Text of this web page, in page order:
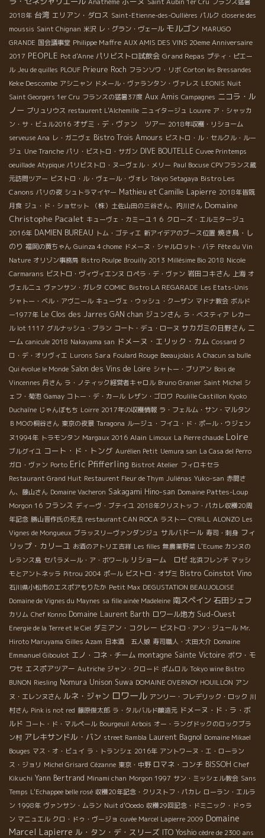
2018年 台湾 エリアン・ダロス Saint-Etienne-des-Oullières パルク closerie des
moussis Saint Chignan 米沢 レ・グラン・ヴェール モルゴン MARUGO
GRANDE 国会議事堂 Philippe Maffre AUX AMIS DES VINS 20eme Anniversaire
2017 PEOPLE Pot d'Anne パリビストロ試飲会 Grand Repas プティ・ピエー
ル Jeu de quilles PLOUF Prieure Roch フランソワ・リボ Corton les Bressandes
Keke Descombe アシニャン ドメール・ヴァランタン・ヴァレス LEONIS Nuit
Saint Georgers 1er Cru フランスの猛暑37度 Aux Amis Campagnes ニコラ・ル
ノー ブリュリウス restaurent L'Alchemille ニュイタージュ Louvre ア・シャッカ
ン・サ・ビュル2016 オザミ・デ・ヴァン ツアー 2018年収穫・リショーム
serveuse Ana レ・ガニヴェ Bistro Trois Amours ビストロ・ル・セルクル・ルー
ジュ Une Tranche パリ・ビストロ・サガン DIVE BOUTELLE Cuvee Printemps
oeuillade Atypique パリビストロ・ヌーヴェル・メリー Paul Bocuse CPVフランス蔵
元訪問ツアー ビストロ・ル・ヴェール・ヴォレ Tokyo Setagaya Bistro Les
Canons パリの夜 シュトラマイヤー Mathieu et Camille Lapierre 2018年皆既
月食 ジュ・ド・ショセット （株）土佐山田の三谷さん、内川さん Domaine
Christophe Pacalet キューヴェ・カミーユ１６ クローズ・エルミタージュ
2016年 DAMIEN BUREAU トム・ゴティエ 新アイデアのブース位置 焼き鳥・し
のり 福岡の黄ちゃん Guinza 4 chome ドメーヌ・シャルロット・バテ Fête du Vin
Nature オリゾン事務局 Bistro Poulpe Brouilly 2013 Millésime Bio 2018 Nicole
Carmarans ビストロ・ヴィヴィエンヌ ロペラ・デ・ヴァン 岩田コキさん 上海 オ
ヴェルニュ ヴァンサン・ガレタ COMIC Bistro LA REGARADE Les Etats-Unis
シャトー・ベル・アヴニール キューヴェ・ウッシュ・クーザン マドナ教会 ボルド
ー1977年 Le Clos des Jarres GAN chan ジュンさん ラ・ベスティア レカー
ル lot 1117 グルナッシュ・ブラン コート・デュ・ローヌ サカガミの日野さん ニ
ーム canicule 2018 Nakayama san ドメーヌ・エリック・カム Cossard ク
ロ・デ・オリヴィエ Lurons Sara Foulard Rouge Beeaujolais A Chacun sa bulle
Qui évolue le Monde Salon des Vins de Loire シャトー・ブリアン Bois de
Vincennes 丹さん ラ・ノティック経営者キャロル Bruno Granier Saint Michel シ
ェフ・菊池 Gamay コトー・デ・カール レザン・ゴロワ Poulille Castillon Kyoko
Duchaîne じゃんぼもち Loirre 2017年の収穫情報 ラ・フェルム・サン・マルタン
ＢＭОの桐谷さん 東京の夜景 Taragona ルージュ・フイユ・ド・ポール・ウジェン
ヌ1994年 トラモンタン Margaux 2016 Alain Limoux La Pierre chaude Loire
ブルグイユ コート・ド・トング Aurélien Petit Uemura san La Casa del Perro
ガロ・ヴァン Porto Eric Pfifferling Bistrot Atelier フィロキセラ
Restaurant Grand Huit Restaurent Fleur de Thym Juliénas Yuko-san 赤間さ
ん、藤山さん Domaine Vacheron Sakagami Hino-san Domaine Pattes-Loup
Morgon 16 フランス ディーヴ・ブテイユ 2018年クリストッフ・パカレ収穫20周
年記念 勝山晋作氏の死去 restaurant CAN ROCA ラストー CYRILL ALONZO Les
Vignes de Mongueux ブラッスリーヴァンダンジュ サルバドール 寿司・刺身 フィ
リップ・カリーユ お酒のアトリエ吉祥 Les filles 無農薬野菜 L'Ecume カンヌの
レランス島 セパラメール・ア・ボワール リショーム ロゼ 北浜フレンチ マッシ
モとアントネッラ Pitrou 2004 ポール ビストロ・オザミ Bistro Coinstot Vino
石川県小松市のエスポアもりたか Petit Max DEGUSTATION BEAUJOLOISE
Domaine de Vignes du Maynes sa fille ainée Madeleine 南スペイン 石田シェフ
カリム Chef Konno Domaine Laurent Barth ロワール地方 Sud-Ouest
Energie de la Terre et le Ciel ダミアン・コクレー ビストロ・アン・ジュール Mr.
Hiroto Maruyama Gilles Azam 日本酒 五人娘 寿司職人・大田大介 Domaine
Emmanuel Giboulot エノ・コネ・チーム montagne Sainte Victoire ボワ・モ
ワセ エスポアツアー Autriche ジャン・クロード ポムロル Tokyo wine Bistro
BUNON Riesling Nomura Unison Suwa DOMAINE OVERNOY HOUILLON アン
ヌ・エレンヌさん ルネ・ジャン ロワール アンリー・フレデリック・ロック 川
村さん Pink is not red 藤原俊太郎 ラ・タルバルド醸造元 ドメーヌ・ド・ラ・ボ
ルド コート・ド・マルペール Bourgeuil Arbois オー・ラングドックのロックブラ
ン村 アレキサンドル・バン street Rambla Laurent Bagnol Domaine Mikael
Bouges マス・オ・ビュイ ラ・トランシェ 2016年 アントワーヌ・エ・ローラン
ス・ジョリ Michel Grisard Cézanne 東京・中野 ロマネ・コンチ BISSOH Chef
Kikuchi Yann Bertrand Minami chan Morgon 1997 サン・ミッシェル教会 Sans
Temps L'Echappee belle rosé 収穫20年記念・クリストフ・パカレ ローラン・エルラ
ン 1998年 ヴァンサン・ムラン Nuit d'Ooedo 収穫29回記念・ドミニック・ドゥラ
ン マニュエル クロ・ドゥ・ヴージョ cuvée Marcel Lapierre 2009 Domaine
Marcel Lapierre ル・タン・デ・スリーズ ITO Yoshio cèdre de 2300 ans